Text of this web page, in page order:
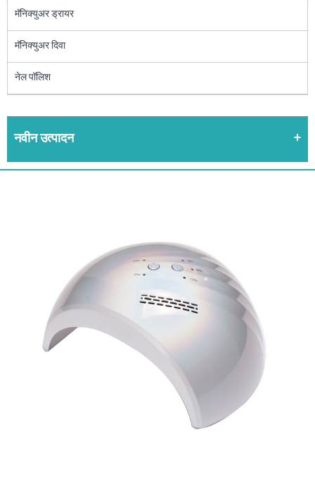
मॅनिक्युअर ड्रायर
मॅनिक्युअर दिवा
नेल पॉलिश
नवीन उत्पादन